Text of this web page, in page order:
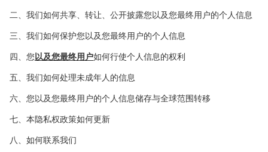
二、我们如何共享、转让、公开披露您以及您最终用户的个人信息
三、我们如何保护您以及您最终用户的个人信息
四、您以及您最终用户如何行使个人信息的权利
五、我们如何处理未成年人的信息
六、您以及您最终用户的个人信息储存与全球范围转移
七、本隐私权政策如何更新
八、如何联系我们